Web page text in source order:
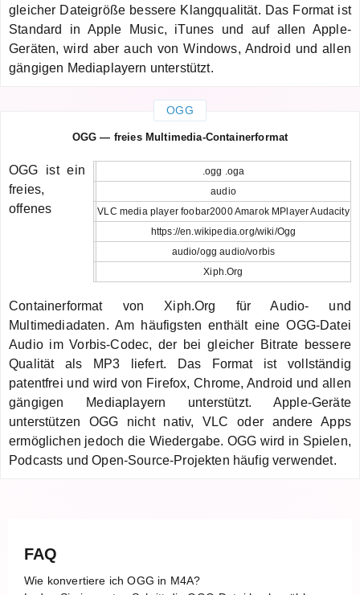
gleicher Dateigröße bessere Klangqualität. Das Format ist
Standard in Apple Music, iTunes und auf allen Apple-
Geräten, wird aber auch von Windows, Android und allen
gängigen Mediaplayern unterstützt.
OGG
OGG — freies Multimedia-Containerformat
.ogg .oga
audio
VLC media player foobar2000 Amarok MPlayer Audacity
https://en.wikipedia.org/wiki/Ogg
audio/ogg audio/vorbis
Xiph.Org
OGG ist ein
freies,
offenes
Containerformat von Xiph.Org für Audio- und
Multimediadaten. Am häufigsten enthält eine OGG-Datei
Audio im Vorbis-Codec, der bei gleicher Bitrate bessere
Qualität als MP3 liefert. Das Format ist vollständig
patentfrei und wird von Firefox, Chrome, Android und allen
gängigen Mediaplayern unterstützt. Apple-Geräte
unterstützen OGG nicht nativ, VLC oder andere Apps
ermöglichen jedoch die Wiedergabe. OGG wird in Spielen,
Podcasts und Open-Source-Projekten häufig verwendet.
FAQ
Wie konvertiere ich OGG in M4A?